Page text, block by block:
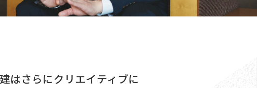
はさらにクリエイティブに